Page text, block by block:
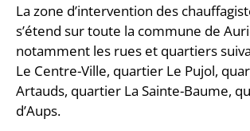
La zone d’intervention des
s’étend sur toute la commune de
notamment les rues et quartiers
Le Centre-Ville, quartier Le Pujol,
Artauds, quartier La Sainte-Baume,
d’Aups.